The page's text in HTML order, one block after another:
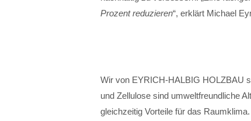
Prozent reduzieren“, erklärt Michael
Wir von EYRICH-HALBIG HOLZBAU
und Zellulose sind umweltfreundliche
gleichzeitig Vorteile für das